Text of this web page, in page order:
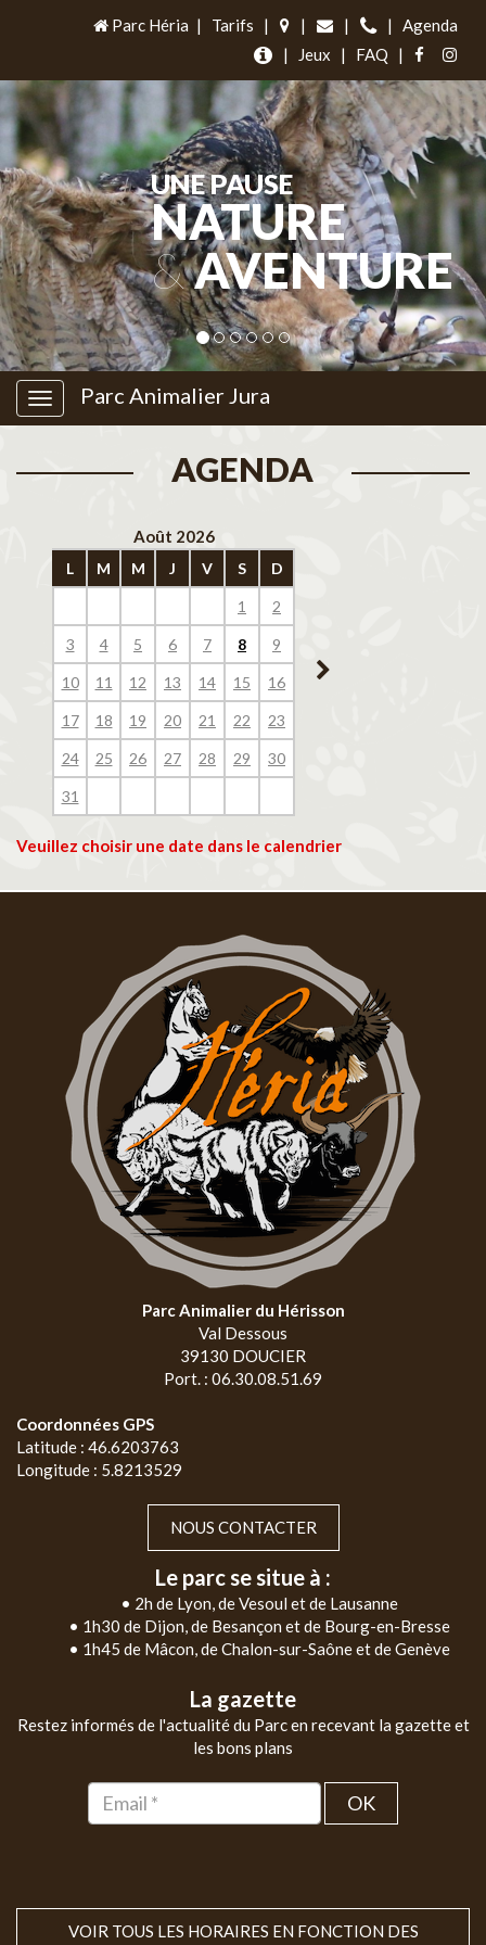
Parc Héria | Tarifs | | | |
Agenda
|
Jeux | FAQ |
UNE PAUSE
NATURE
&AVENTURE
Parc Animalier Jura
AGENDA
Août 2026
L M M J V S D
1 2
3 4 5 6 7 8 9
10 11 12 13 14 15 16
17 18 19 20 21 22 23
24 25 26 27 28 29 30
31
14
Veuillez choisir une date dans le calendrier
Parc Animalier du Hérisson
Val Dessous
39130 DOUCIER
Port. : 06.30.08.51.69
Coordonnées GPS
Latitude : 46.6203763
Longitude : 5.8213529
NOUS CONTACTER
Le parc se situe à :
• 2h de Lyon, de Vesoul et de Lausanne
• 1h30 de Dijon, de Besançon et de Bourg-en-Bresse
• 1h45 de Mâcon, de Chalon-sur-Saône et de Genève
La gazette
Restez informés de l'actualité du Parc en recevant la gazette et
les bons plans
OK
VOIR TOUS LES HORAIRES EN FONCTION DES